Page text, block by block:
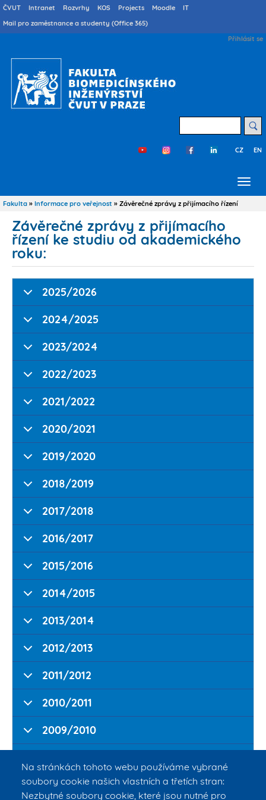
Přejít
k
hlavnímu
Druhé
menu
ČVUT Intranet Rozvrhy KOS Projects Moodle
IT
Mail pro zaměstnance a studenty (Office 365)
User
Přihlásit se
Na stránkách tohoto webu používáme vybrané
soubory cookie našich vlastních a třetích stran:
Nezbytné soubory cookie, které jsou nutné pro
Třetí
CZ EN
Drobečková
Fakulta Informace pro veřejnost Závěrečné zprávy z přijímacího řízení
Závěrečné zprávy z přijímacího
řízení ke studiu od akademického
roku:
2025/2026
2024/2025
2023/2024
2022/2023
2021/2022
2020/2021
2019/2020
2018/2019
2017/2018
2016/2017
2015/2016
2014/2015
2013/2014
2012/2013
2011/2012
2010/2011
2009/2010
2007/2008